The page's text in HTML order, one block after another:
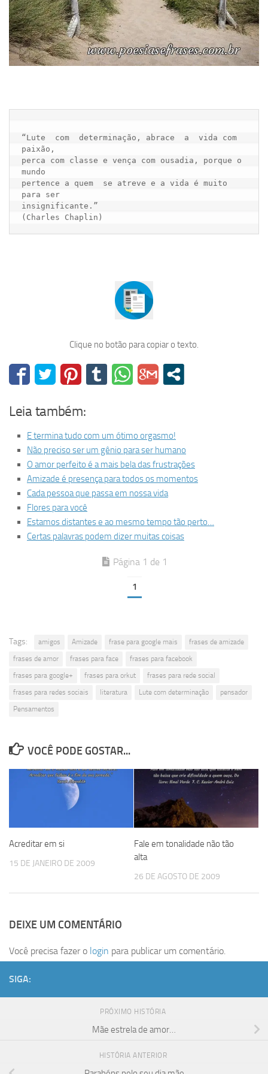
“Lute  com  determinação, abrace  a  vida com
paixão,
perca com classe e vença com ousadia, porque o
mundo
pertence a quem  se atreve e a vida é muito
para ser
insignificante.”
Clique no botão para copiar o texto.
Leia também:
E termina tudo com um ótimo orgasmo!
Não preciso ser um gênio para ser humano
O amor perfeito é a mais bela das frustrações
Amizade é presença para todos os momentos
Cada pessoa que passa em nossa vida
Flores para você
Estamos distantes e ao mesmo tempo tão perto…
Certas palavras podem dizer muitas coisas
Página 1 de 1
1
Tags: amigos Amizade frase para google mais
frases de amizade
frases de amor
frases para face
frases para facebook
frases para google+
frases para orkut
frases para rede social
frases para redes sociais
literatura Lute com determinação
pensador
Pensamentos
VOCÊ PODE GOSTAR...
Acreditar em si
15 DE JANEIRO DE 2009
Fale em tonalidade não tão
alta
26 DE AGOSTO DE 2009
DEIXE UM COMENTÁRIO
Você precisa fazer o login para publicar um comentário.
SIGA:
PRÓXIMO HISTÓRIA
Mãe estrela de amor…
HISTÓRIA ANTERIOR